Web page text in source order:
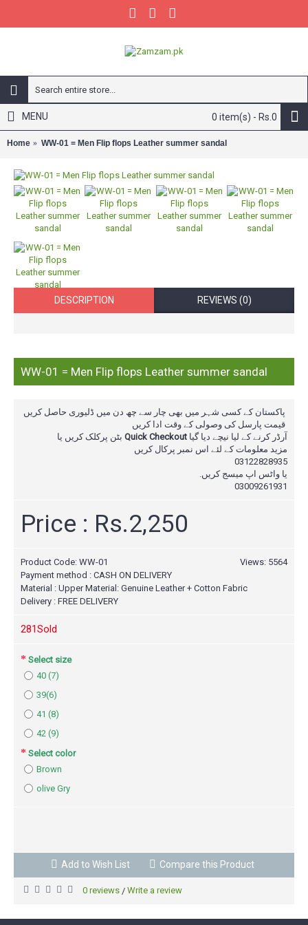
0 item(s) - Rs.0
MENU
Home WW-01 = Men Flip flops Leather summer sandal
DESCRIPTION REVIEWS (0)
WW-01 = Men Flip flops Leather summer sandal
آرڈر کرنے کے لیا نیچے دیا گیا Quick Checkout بٹن پرکلک کریں یا
مزید معلومات کے لئے اس نمبر پرکالکریں
03122828935
یا واٹس اپ میسج کریں.
03009261931
Price : Rs.2,250
Views: 5564
Product Code: WW-01
Payment method : CASH ON DELIVERY
Material : Upper Material: Genuine Leather + Cotton Fabric
Delivery : FREE DELIVERY
281Sold
Select size
40 (7)
39(6)
41 (8)
42 (9)
Select color
Brown
olive Gry
Add to Wish List Compare this Product
0 reviews / Write a review